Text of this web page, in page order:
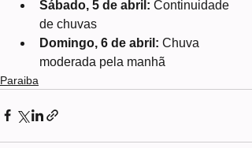
Sábado, 5 de abril: Continuidade
de chuvas
Domingo, 6 de abril: Chuva
moderada pela manhã
Paraiba